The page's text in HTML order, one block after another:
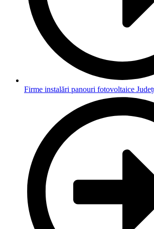
Firme instalări panouri fotovoltaice